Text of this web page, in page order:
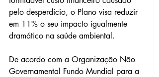
pelo desperdício, o Plano visa reduzir
em 11% o seu impacto igualmente
dramático na saúde ambiental.
De acordo com a Organização Não
Governamental Fundo Mundial para a